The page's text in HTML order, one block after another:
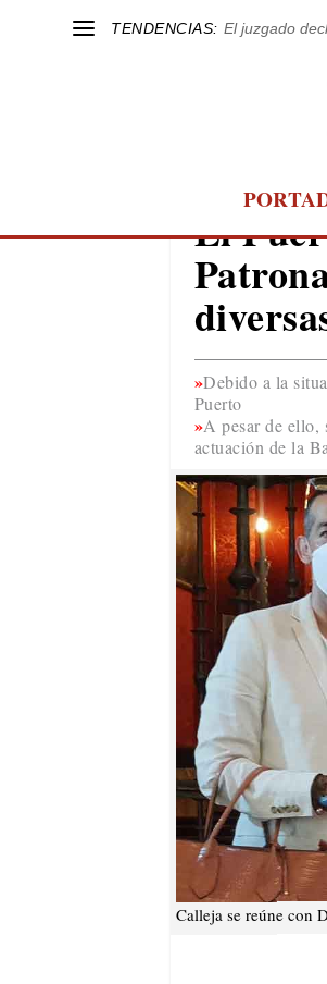
TENDENCIAS: El juzgado
FIESTAS
El
Debido a la
Puerto
A pesar de ello,
actuación de la
Calleja se reúne con